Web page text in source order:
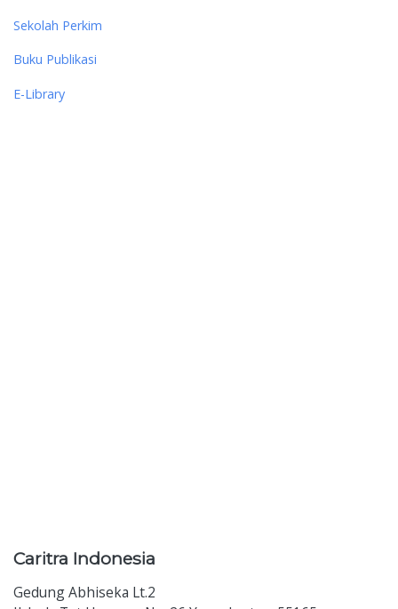
Sekolah Perkim
Buku Publikasi
E-Library
Caritra Indonesia
Gedung Abhiseka Lt.2